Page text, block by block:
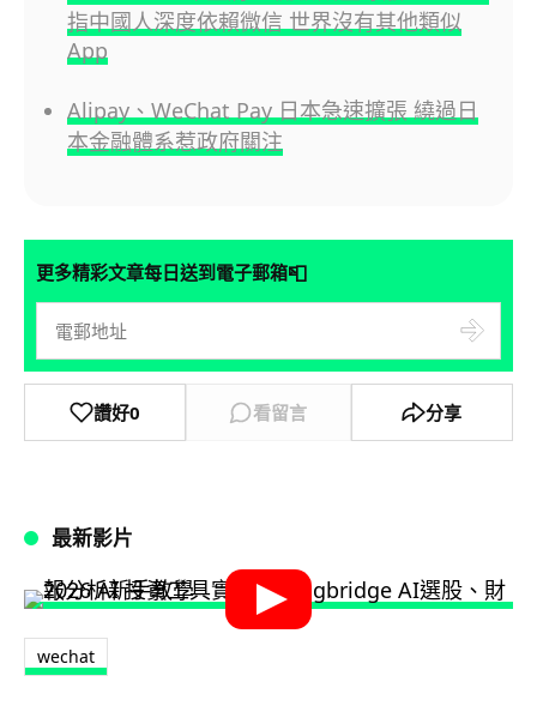
指中國人深度依賴微信 世界沒有其他類似
App
Alipay、WeChat Pay 日本急速擴張 繞過日
本金融體系惹政府關注
更多精彩文章每日送到電子郵箱📮
讚好0 看留言 分享
最新影片
wechat